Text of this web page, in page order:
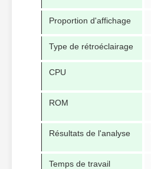
Proportion d'affichage
Type de rétroéclairage
CPU
ROM
Résultats de l'analyse
Temps de travail